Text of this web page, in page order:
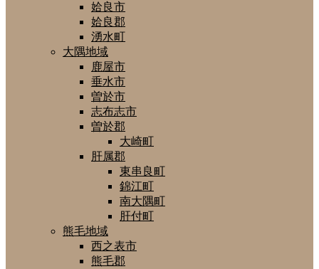
姶良市
姶良郡
湧水町
大隅地域
鹿屋市
垂水市
曽於市
志布志市
曽於郡
大崎町
肝属郡
東串良町
錦江町
南大隅町
肝付町
熊毛地域
西之表市
熊毛郡